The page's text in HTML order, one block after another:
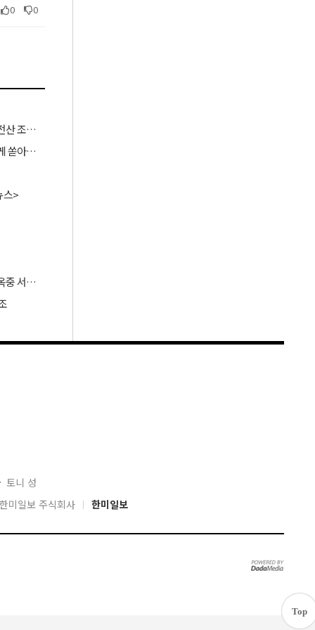
Top
0
0
[옛날기사] 윤상현 의원 필독 ㅡ “호남 민주당 표 무소속에 보태”… 전산 조작으로 ‘선거비 보전’ 의혹
[옛날기사 2021-11-12] “재검표의 클라이맥스”…더 많고 더 다양하게 쏟아진 부정 의심 투표지
스>
[단독] 사이버 침략 시 韓·美 공동 개입, 尹 의지였다… 김용현 장관 옥중 서신서 밝혀
토니 성
미일보 주식회사 한미일보